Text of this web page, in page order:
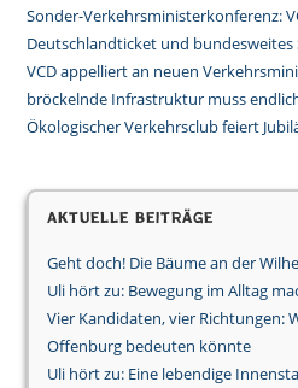
Sonder-Verkehrsministerkonferenz:
Deutschlandticket und bundesweites
VCD appelliert an neuen
bröckelnde Infrastruktur muss
Ökologischer Verkehrsclub feiert
Aktuelle Beiträge
Geht doch! Die Bäume an der
Uli hört zu: Bewegung im Alltag
Vier Kandidaten, vier Richtungen:
Offenburg bedeuten könnte
Uli hört zu: Eine lebendige